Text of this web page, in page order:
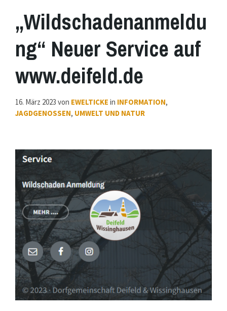
„Wildschadenanmeldu
ng“ Neuer Service auf
www.deifeld.de
16. März 2023 von EWELTICKE in INFORMATION,
JAGDGENOSSEN, UMWELT UND NATUR